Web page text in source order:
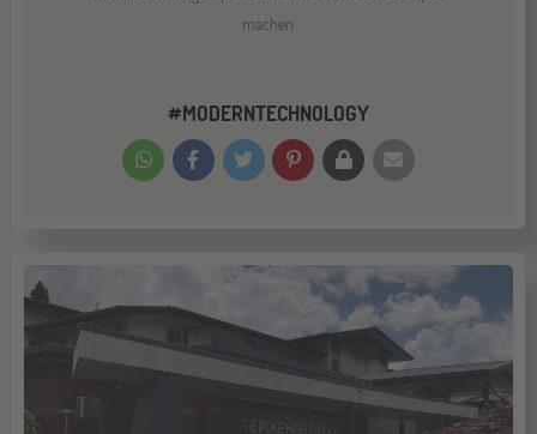
machen.
#MODERNTECHNOLOGY